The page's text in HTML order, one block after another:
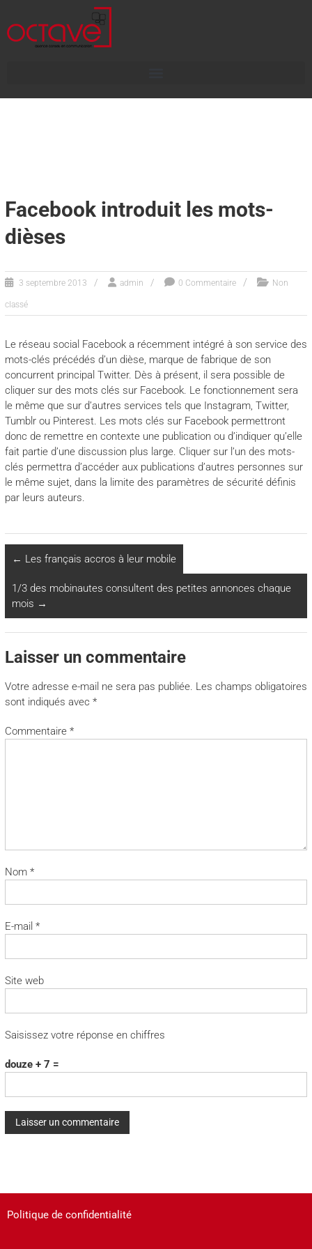
Facebook introduit les mots-
dièses
3 septembre 2013 admin 0 Commentaire Non
classé
Le réseau social Facebook a récemment intégré à son service des
mots-clés précédés d’un dièse, marque de fabrique de son
concurrent principal Twitter. Dès à présent, il sera possible de
cliquer sur des mots clés sur Facebook. Le fonctionnement sera
le même que sur d’autres services tels que Instagram, Twitter,
Tumblr ou Pinterest. Les mots clés sur Facebook permettront
donc de remettre en contexte une publication ou d’indiquer qu’elle
fait partie d’une discussion plus large. Cliquer sur l’un des mots-
clés permettra d’accéder aux publications d’autres personnes sur
le même sujet, dans la limite des paramètres de sécurité définis
par leurs auteurs.
← Les français accros à leur mobile
1/3 des mobinautes consultent des petites annonces chaque
mois →
Laisser un commentaire
Votre adresse e-mail ne sera pas publiée. Les champs obligatoires
sont indiqués avec *
Commentaire *
Nom *
E-mail *
Site web
Saisissez votre réponse en chiffres
douze + 7 =
rPolitique de confidentialité